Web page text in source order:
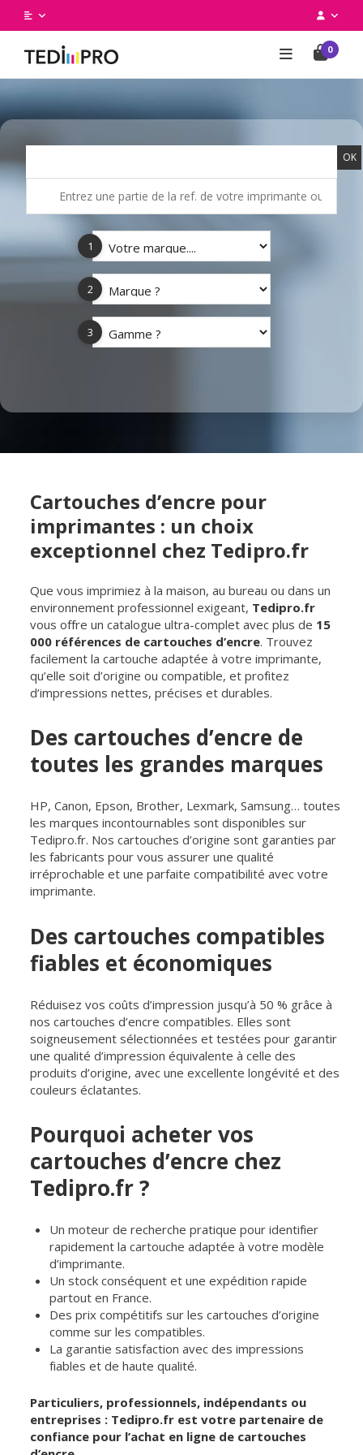
0
OK
1
2
3
Cartouches d’encre pour
imprimantes : un choix
exceptionnel chez Tedipro.fr
Que vous imprimiez à la maison, au bureau ou dans un
environnement professionnel exigeant, Tedipro.fr
vous offre un catalogue ultra-complet avec plus de 15
000 références de cartouches d’encre. Trouvez
facilement la cartouche adaptée à votre imprimante,
qu’elle soit d’origine ou compatible, et profitez
d’impressions nettes, précises et durables.
Des cartouches d’encre de
toutes les grandes marques
HP, Canon, Epson, Brother, Lexmark, Samsung… toutes
les marques incontournables sont disponibles sur
Tedipro.fr. Nos cartouches d’origine sont garanties par
les fabricants pour vous assurer une qualité
irréprochable et une parfaite compatibilité avec votre
imprimante.
Des cartouches compatibles
fiables et économiques
Réduisez vos coûts d’impression jusqu’à 50 % grâce à
nos cartouches d’encre compatibles. Elles sont
soigneusement sélectionnées et testées pour garantir
une qualité d’impression équivalente à celle des
produits d’origine, avec une excellente longévité et des
couleurs éclatantes.
Pourquoi acheter vos
cartouches d’encre chez
Tedipro.fr ?
Un moteur de recherche pratique pour identifier
rapidement la cartouche adaptée à votre modèle
d’imprimante.
Un stock conséquent et une expédition rapide
partout en France.
Des prix compétitifs sur les cartouches d’origine
comme sur les compatibles.
La garantie satisfaction avec des impressions
fiables et de haute qualité.
Particuliers, professionnels, indépendants ou
entreprises : Tedipro.fr est votre partenaire de
confiance pour l’achat en ligne de cartouches